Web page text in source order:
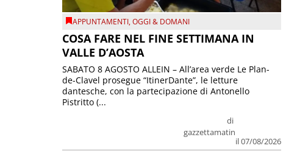
APPUNTAMENTI,OGGI & DOMANI
COSA FARE NEL FINE SETTIMANA IN
VALLE D’AOSTA
di
gazzettamatin
il 07/08/2026
SABATO 8 AGOSTO ALLEIN – All’area verde Le Plan-
de-Clavel prosegue “ItinerDante”, le letture
dantesche, con la partecipazione di Antonello
Pistritto (...